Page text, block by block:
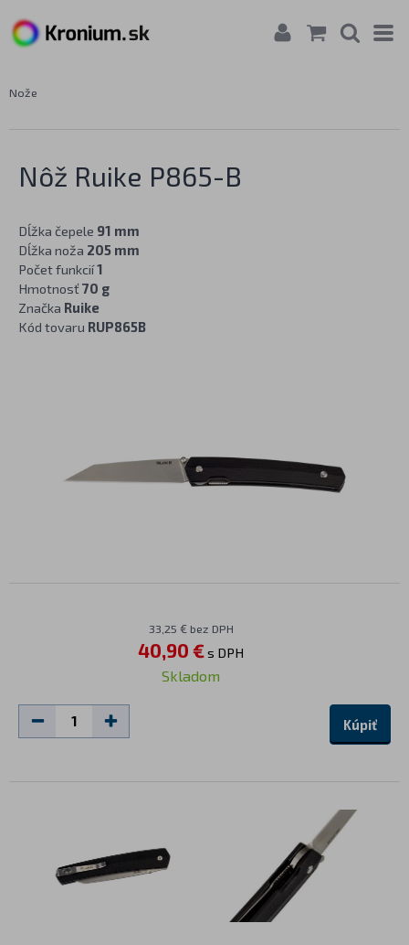
Nože
Nôž Ruike P865-B
Dĺžka čepele 91 mm
Dĺžka noža 205 mm
Počet funkcií1
Hmotnosť 70 g
Značka Ruike
Kód tovaru RUP865B
33,25 € bez DPH
40,90 €s DPH
Skladom
Kúpiť